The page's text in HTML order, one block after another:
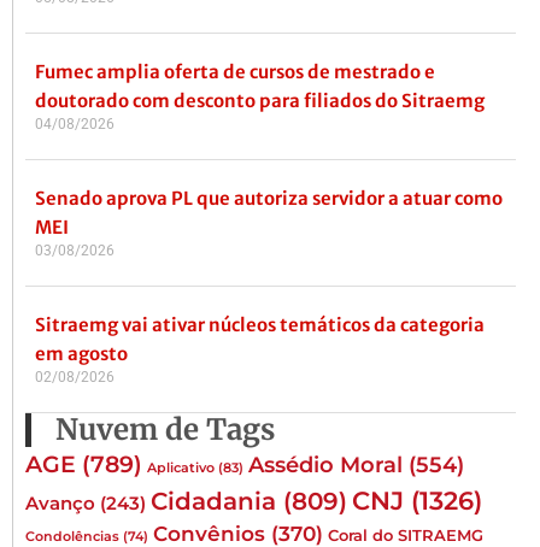
Fumec amplia oferta de cursos de mestrado e
doutorado com desconto para filiados do Sitraemg
04/08/2026
Senado aprova PL que autoriza servidor a atuar como
MEI
03/08/2026
Sitraemg vai ativar núcleos temáticos da categoria
em agosto
02/08/2026
Nuvem de Tags
AGE (789) Aplicativo (83) Assédio Moral (554)
Avanço (243) Cidadania (809) CNJ (1326)
Condolências (74) Convênios (370) Coral do SITRAEMG